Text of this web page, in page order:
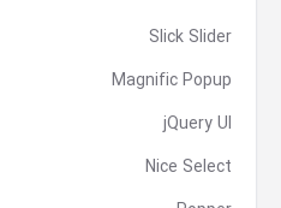
Slick Slider
Magnific Popup
jQuery UI
Nice Select